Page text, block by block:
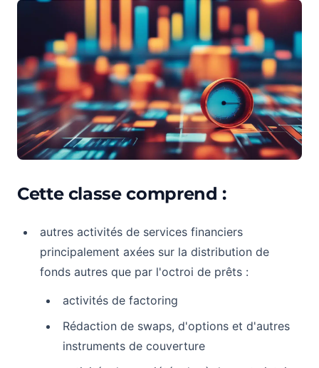
Cette classe comprend :
autres activités de services financiers
principalement axées sur la distribution de
fonds autres que par l'octroi de prêts :
activités de factoring
Rédaction de swaps, d'options et d'autres
instruments de couverture